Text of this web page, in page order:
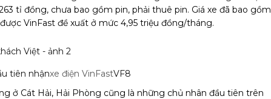
tỉ đồng, chưa bao gồm pin, phải thuê pin. Giá xe đã bao gồm
VinFast đề xuất ở mức 4,95 triệu đồng/tháng.
tiên nhậnxe điện VinFastVF8
ở Cát Hải, Hải Phòng cũng là những chủ nhân đầu tiên trên